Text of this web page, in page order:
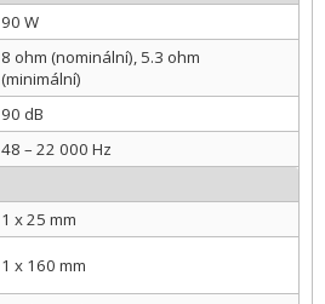
90 W
8 ohm (nominální), 5.3 ohm
(minimální)
90 dB
48 – 22 000 Hz
1 x 25 mm
1 x 160 mm